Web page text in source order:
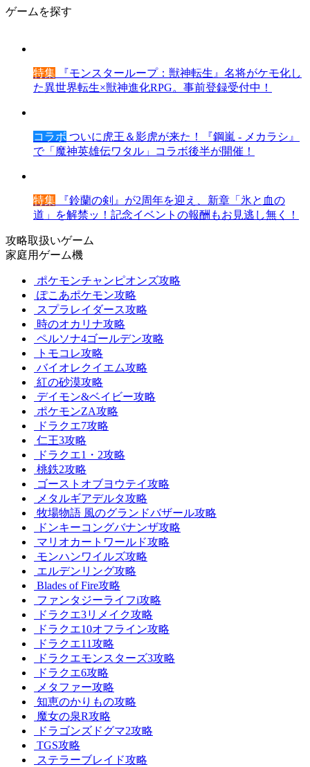
ゲームを探す
特集 『モンスターループ：獣神転生』名将がケモ化し
た異世界転生×獣神進化RPG。事前登録受付中！
コラボ ついに虎王＆影虎が来た！『鋼嵐 - メカラシ』
で「魔神英雄伝ワタル」コラボ後半が開催！
特集 『鈴蘭の剣』が2周年を迎え、新章「氷と血の
道」を解禁ッ！記念イベントの報酬もお見逃し無く！
攻略取扱いゲーム
家庭用ゲーム機
ポケモンチャンピオンズ攻略
ぽこあポケモン攻略
スプラレイダース攻略
時のオカリナ攻略
ペルソナ4ゴールデン攻略
トモコレ攻略
バイオレクイエム攻略
紅の砂漠攻略
デイモン&ベイビー攻略
ポケモンZA攻略
ドラクエ7攻略
仁王3攻略
ドラクエ1・2攻略
桃鉄2攻略
ゴーストオブヨウテイ攻略
メタルギアデルタ攻略
牧場物語 風のグランドバザール攻略
ドンキーコングバナンザ攻略
マリオカートワールド攻略
モンハンワイルズ攻略
エルデンリング攻略
Blades of Fire攻略
ファンタジーライフi攻略
ドラクエ3リメイク攻略
ドラクエ10オフライン攻略
ドラクエ11攻略
ドラクエモンスターズ3攻略
ドラクエ6攻略
メタファー攻略
知恵のかりもの攻略
魔女の泉R攻略
ドラゴンズドグマ2攻略
TGS攻略
ステラーブレイド攻略